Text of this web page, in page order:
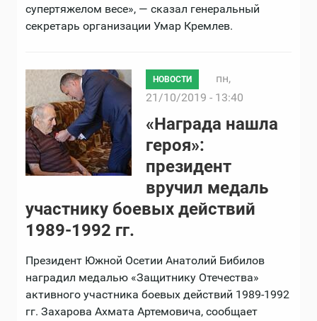
супертяжелом весе», — сказал генеральный
секретарь организации Умар Кремлев.
НОВОСТИ
пн,
21/10/2019 - 13:40
«Награда нашла
героя»:
президент
вручил медаль
участнику боевых действий
1989-1992 гг.
Президент Южной Осетии Анатолий Бибилов
наградил медалью «Защитнику Отечества»
активного участника боевых действий 1989-1992
гг. Захарова Ахмата Артемовича, сообщает